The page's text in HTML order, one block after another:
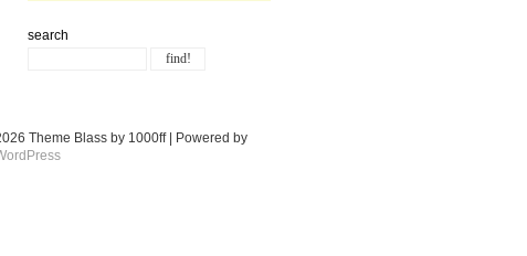
search
Theme Blass by 1000ff | Powered by